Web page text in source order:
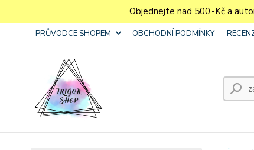
Objednejte nad 500,-Kč a
PRŮVODCE SHOPEM OBCHODNÍ PODMÍNKY